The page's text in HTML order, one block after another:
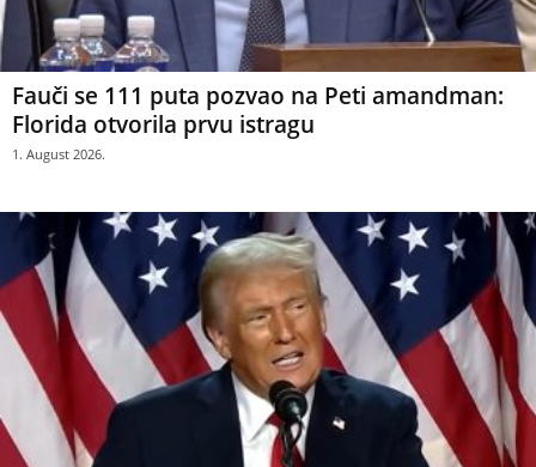
Fauči se 111 puta pozvao na Peti amandman:
Florida otvorila prvu istragu
1. August 2026.